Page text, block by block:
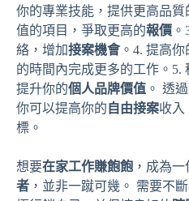
你的專業技能，提供更高品質
值的項目，爭取更高的報價
絡，增加接案機會。4. 提高
的時間內完成更多的工作。5.
提升你的個人品牌價值 。 透
你可以提高你的 自由接案收入
標。
想要在家工作賺飽飽 ，成為
者 ，並非一蹴可幾。 需要不